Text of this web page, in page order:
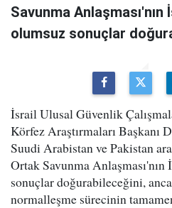
Savunma Anlaşması'nın
olumsuz sonuçlar
İsrail Ulusal Güvenlik
Körfez Araştırmaları Başkanı
Suudi Arabistan ve Pakistan
Ortak Savunma Anlaşması'nın
sonuçlar doğurabileceğini,
normalleşme sürecinin